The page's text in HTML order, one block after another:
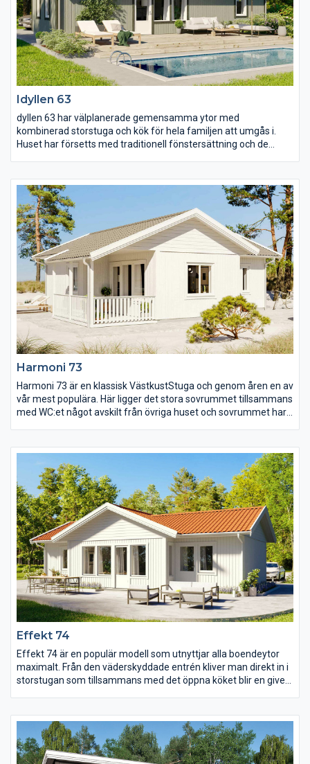
Idyllen 63
dyllen 63 har välplanerade gemensamma ytor med
kombinerad storstuga och kök för hela familjen att umgås i.
Huset har försetts med traditionell fönstersättning och de
också en större klädkammare vilket ger goda
förvaringsmöjligheter.
Harmoni 73
Harmoni 73 är en klassisk VästkustStuga och genom åren en av
vår mest populära. Här ligger det stora sovrummet tillsammans
med WC:et något avskilt från övriga huset och sovrummet har
gemensamma ytorna med kök i vinkel, matplats och storstuga.
Effekt 74
Effekt 74 är en populär modell som utnyttjar alla boendeytor
maximalt. Från den väderskyddade entrén kliver man direkt in i
storstugan som tillsammans med det öppna köket blir en given
finns det inte mycket mer att önska av ett fritidshus.